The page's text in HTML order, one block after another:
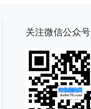
关注微信公众号